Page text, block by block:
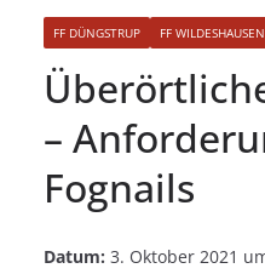
FF DÜNGSTRUP FF WILDESHAUSEN
–
Fognails
Datum: 3. Oktober 2021